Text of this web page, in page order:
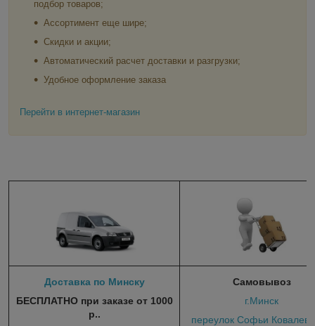
подбор товаров;
Ассортимент еще шире;
Скидки и акции;
Автоматический расчет доставки и разгрузки;
Удобное оформление заказа
Перейти в интернет-магазин
Доставка по Минску
БЕСПЛАТНО при заказе от 1000
р..
Самовывоз
г.Минск
переулок Софьи